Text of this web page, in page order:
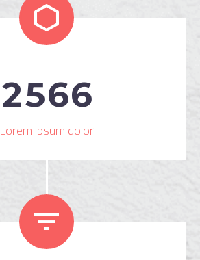


2566
Lorem ipsum dolor

